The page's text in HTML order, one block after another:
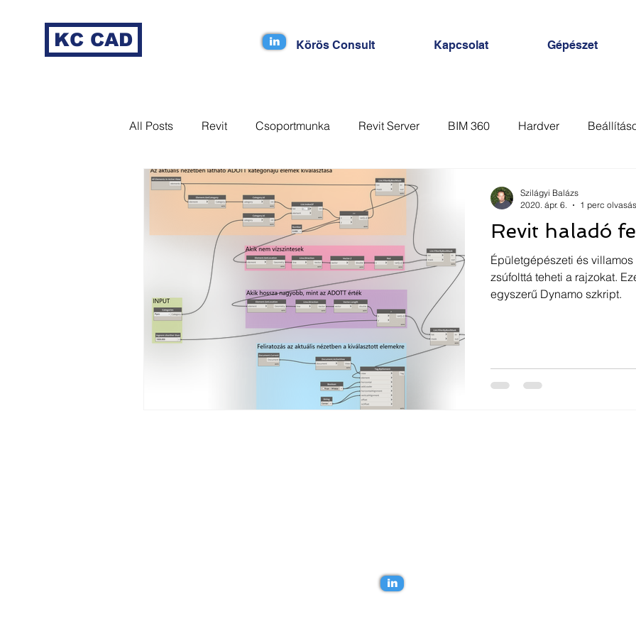
KC CAD in Körös Consult Kapcsolat Gépészet
All Posts Revit Csoportmunka Revit Server BIM 360 Hardver
MagiCAD Coordination Nézet Sablon
Dynamo Tag Revizto Revit haladó
Épületgépészeti és
zsúfolttá teheti a rajzokat.
egyszerű Dynamo szkript.
Szilágyi Balázs
2020. ápr. 6.
1 perc olvasás
in